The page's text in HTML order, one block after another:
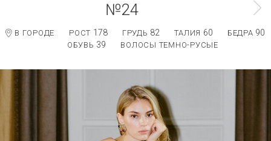
№24
В ГОРОДЕ РОСТ 178 ГРУДЬ 82 ТАЛИЯ 60 БЕДРА 90
ОБУВЬ 39 ВОЛОСЫ ТЕМНО-РУСЫЕ